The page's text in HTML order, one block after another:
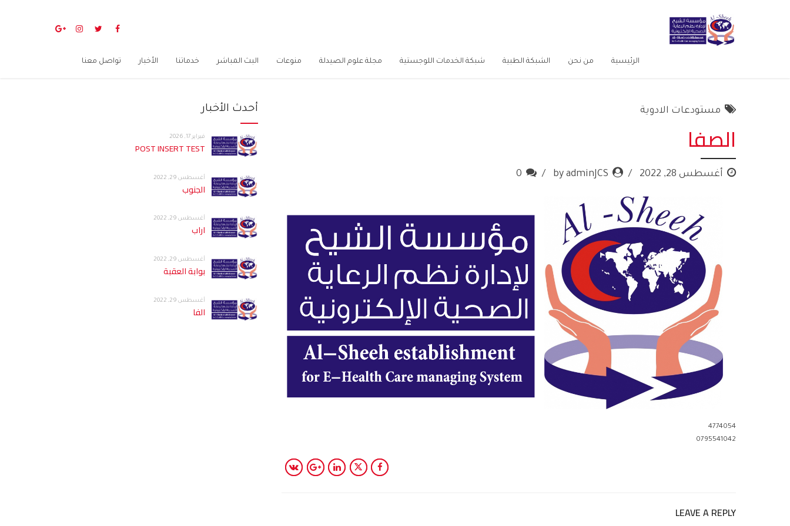
الرئيسية من نحن الشبكة الطبية شبكة الخدمات اللوجستية مجلة علوم الصيدلة منوعات البث المباشر خدماتنا الأخبار تواصل معنا
مستودعات الادوية
الصفا
أغسطس 28, 2022 by adminJCS
0
4774054
0795541042
LEAVE A REPLY
أحدث الأخبار
فبراير 17, 2026
POST INSERT TEST
أغسطس 29, 2022
الجنوب
أغسطس 29, 2022
اراب
أغسطس 29, 2022
بوابة العقبة
أغسطس 29, 2022
الفا